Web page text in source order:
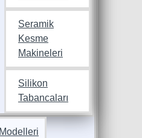
Seramik
Kesme
Makineleri
Silikon
Tabancaları